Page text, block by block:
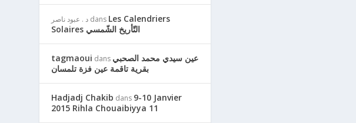
د . عبود ناصر dans Les Calendriers
Solaires التّأريخ الشّمسي
tagmaoui dans عين سيدي محمد الصحبي
بقرية تاقمة عين فزة تلمسان
Hadjadj Chakib dans 9-10 Janvier
2015 Rihla Chouaibiyya 11